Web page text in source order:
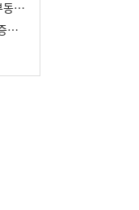
부정평가 첫 50% 넘어선 李, 귀국 직후 부동산·증시 점검(종합)
이 대통령 지지율 45.9% 취임 후 최저…증시 폭락·연임 개헌 논란 영향